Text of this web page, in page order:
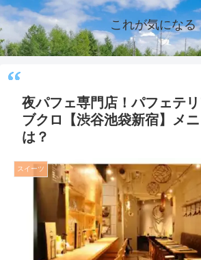
これが気になる
夜パフェ専門店！パフェテ
ブクロ【渋谷池袋新宿】メ
は？
スイーツ